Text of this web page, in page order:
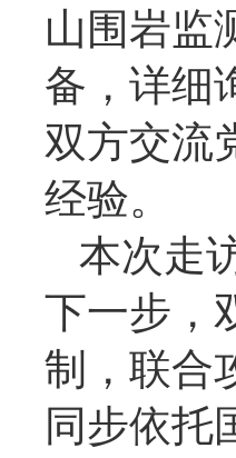
山围岩监
备，详细
双方交流
经验。
本次走
下一步，
制，联合
同步依托